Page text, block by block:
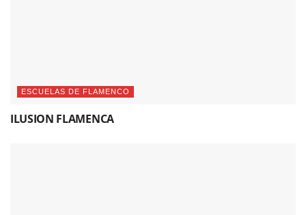
ESCUELAS DE FLAMENCO
ILUSION FLAMENCA